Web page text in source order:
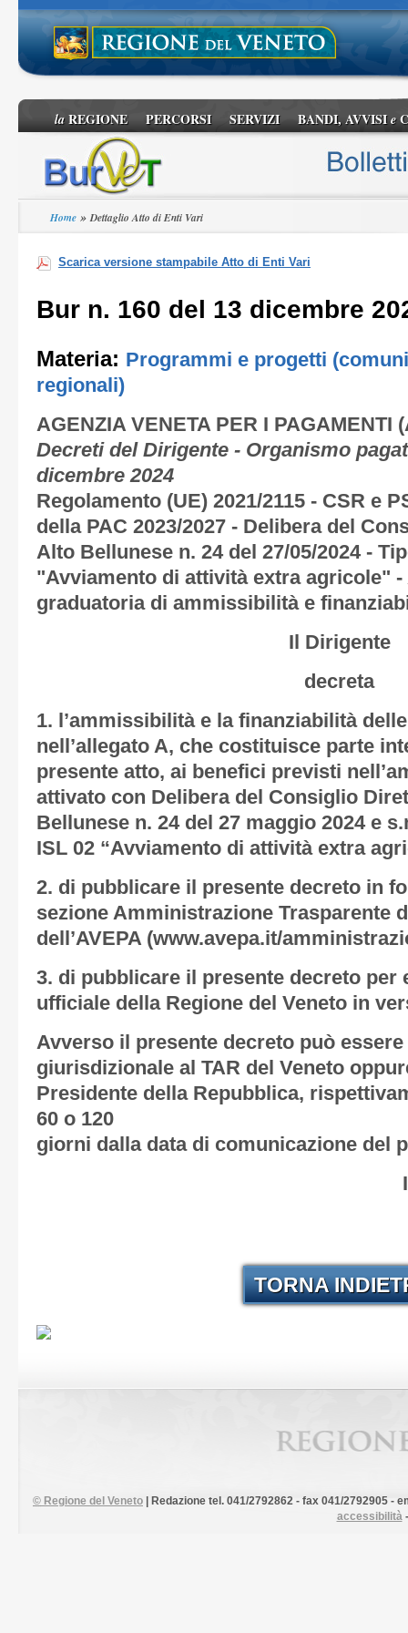
laREGIONE PERCORSI SERVIZI BANDI, AVVISIe
Home »Dettaglio Atto di Enti Vari
Scarica versione stampabile Atto di Enti Vari
Bur n. 160 del 13 dicembre
Materia: Programmi e progetti
regionali)
AGENZIA VENETA PER I PAGAMENTI
Decreti del Dirigente - Organismo
dicembre 2024
Regolamento (UE) 2021/2115 - CSR e
della PAC 2023/2027 - Delibera del
Alto Bellunese n. 24 del 27/05/2024 -
"Avviamento di attività extra agricole"
graduatoria di ammissibilità e
Il Dirigente
decreta
1. l’ammissibilità e la finanziabilità
nell’allegato A, che costituisce parte
presente atto, ai benefici previsti
attivato con Delibera del Consiglio
Bellunese n. 24 del 27 maggio 2024 e
ISL 02 “Avviamento di attività extra
2. di pubblicare il presente decreto in
sezione Amministrazione Trasparente
dell’AVEPA (www.avepa.it/
3. di pubblicare il presente decreto per
ufficiale della Regione del Veneto in
Avverso il presente decreto può
giurisdizionale al TAR del Veneto
Presidente della Repubblica,
60 o 120
giorni dalla data di comunicazione del
TORNA
© Regione del Veneto
| Redazione tel. 041/2792862 - fax 041/2792905 -
accessibilità